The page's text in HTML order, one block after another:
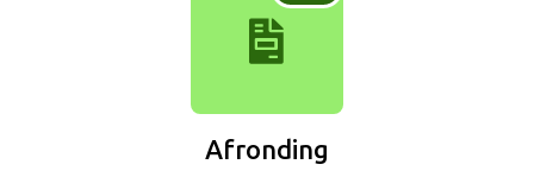

Afronding